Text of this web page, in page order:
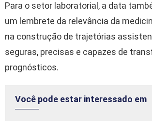
Para o setor laboratorial, a data
um lembrete da relevância da
na construção de trajetórias
seguras, precisas e capazes de
prognósticos.
Você pode estar interessado em